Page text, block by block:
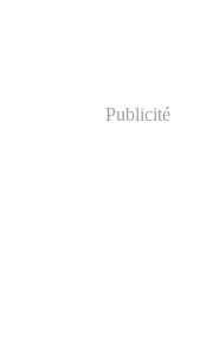
Publicité